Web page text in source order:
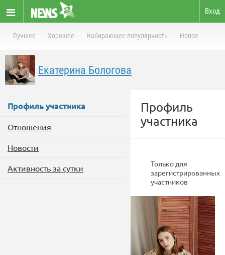
Вход
Лучшее Хорошее Набирающее популярность Новое
Екатерина Бологова
Профиль участника
Отношения
Новости
Активность за сутки
Профиль
участника
Только для
зарегистрированных
участников